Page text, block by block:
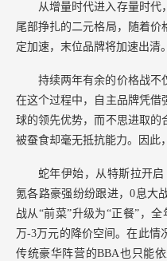
从增量时代进入存量时代
尾部挣扎的二元格局，随着价
定加速，末位品牌将加速出清。
持续两年有余的价格战不
在这个过程中，自主品牌凭借
球的领先优势，而不思进取的
被蚕食却毫无抵抗能力。因此
蛇年伊始，从特斯拉开
氪各路豪强纷纷跟进，0息大
战从“前菜”升级为“正餐”，
万-3万元的降价空间。在此情
传统豪华阵营的BBA也只能